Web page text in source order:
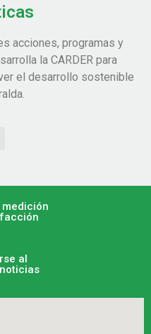
acciones, programas y
la CARDER para
el desarrollo sostenible
medición
al